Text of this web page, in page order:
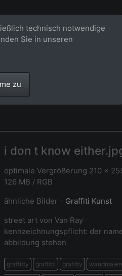
große 'largeformat' Fotos im Gigapixel
i don t know
optimale Vergrößerung 210 x
126 MB / RGB
ähnliche Bilder - Graffiti Kunst
street art von Van Ray
kennzeichnungspflicht: der
abbildung stehen
graffitty graffitti grafitty
technisch notwendige
Sie in unseren
zu